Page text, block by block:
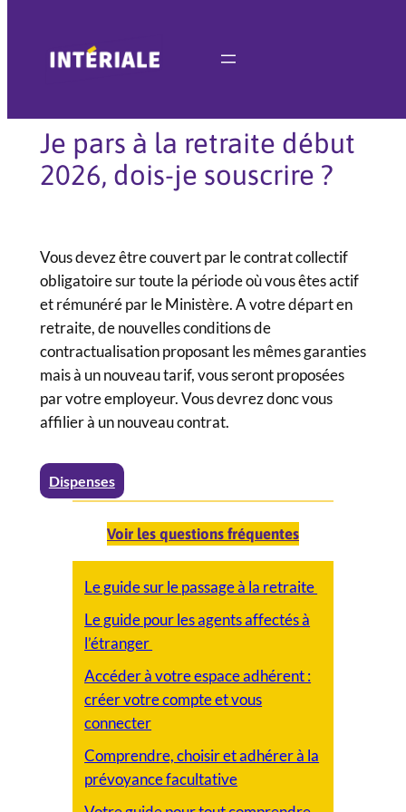
contenuJe pars à la retraite début
2026, dois-je souscrire ?
Vous devez être couvert par le contrat collectif
obligatoire sur toute la période où vous êtes actif
et rémunéré par le Ministère. A votre départ en
retraite, de nouvelles conditions de
contractualisation proposant les mêmes garanties
mais à un nouveau tarif, vous seront proposées
par votre employeur. Vous devrez donc vous
affilier à un nouveau contrat.
Dispenses
Voir les questions fréquentes
Le guide sur le passage à la retraite
Le guide pour les agents affectés à
l’étranger
Accéder à votre espace adhérent :
créer votre compte et vous
connecter
Comprendre, choisir et adhérer à la
prévoyance facultative